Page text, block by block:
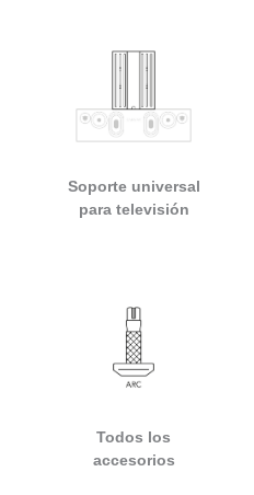
Soporte universal
para televisión
Todos los
accesorios